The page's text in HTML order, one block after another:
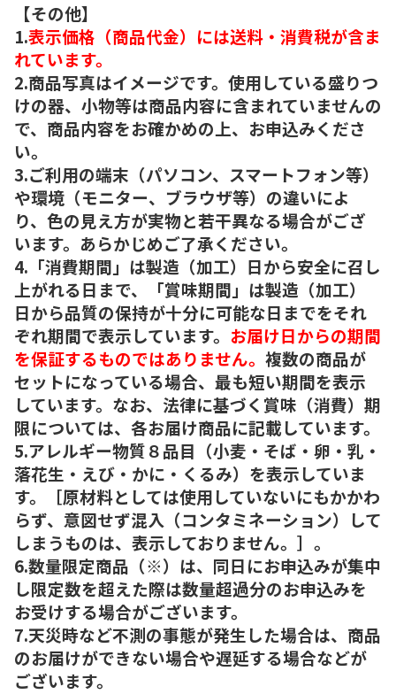
【その他】
1.表示価格（商品代金）には送料・消費税が含ま
れています。
2.商品写真はイメージです。使用している盛りつ
けの器、小物等は商品内容に含まれていませんの
で、商品内容をお確かめの上、お申込みくださ
い。
3.ご利用の端末（パソコン、スマートフォン等）
や環境（モニター、ブラウザ等）の違いによ
り、色の見え方が実物と若干異なる場合がござ
います。あらかじめご了承ください。
4.「消費期間」は製造（加工）日から安全に召し
上がれる日まで、「賞味期間」は製造（加工）
日から品質の保持が十分に可能な日までをそれ
ぞれ期間で表示しています。 お届け日からの期間
を保証するものではありません。 複数の商品が
セットになっている場合、最も短い期間を表示
しています。なお、法律に基づく賞味（消費）期
限については、各お届け商品に記載しています。
5.アレルギー物質８品目（小麦・そば・卵・乳・
落花生・えび・かに・くるみ）を表示していま
す。［原材料としては使用していないにもかかわ
らず、意図せず混入（コンタミネーション）して
しまうものは、表示しておりません。］。
6.数量限定商品（※）は、同日にお申込みが集中
し限定数を超えた際は数量超過分のお申込みを
お受けする場合がございます。
7.天災時など不測の事態が発生した場合は、商品
のお届けができない場合や遅延する場合などが
ございます。